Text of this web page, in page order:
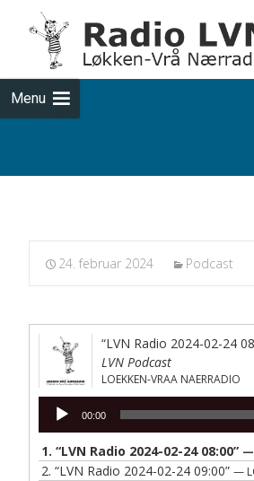
Menu
Podcasts fra 2024-02-24
24. februar 2024 Podcast
“LVN Radio 2024-02-24
LVN Podcast
LOEKKEN-VRAA NAERRADIO
Lydafspiller
00:00
1. “LVN Radio 2024-02-24 08:00” —
2. “LVN Radio 2024-02-24 09:00” —